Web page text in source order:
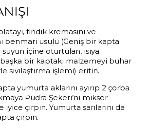
fındık kremasını ve
benmari usulü (Geniş bir kapta
içine oturtulan, ısıya
başka bir kaptaki malzemeyi buhar
sıvılaştırma işlemi) eritin.
yumurta aklarını ayırıp 2 çorba
Pudra Şekeri’ni mikser
iyice çırpın. Yumurta sarılarını da
çırpın.